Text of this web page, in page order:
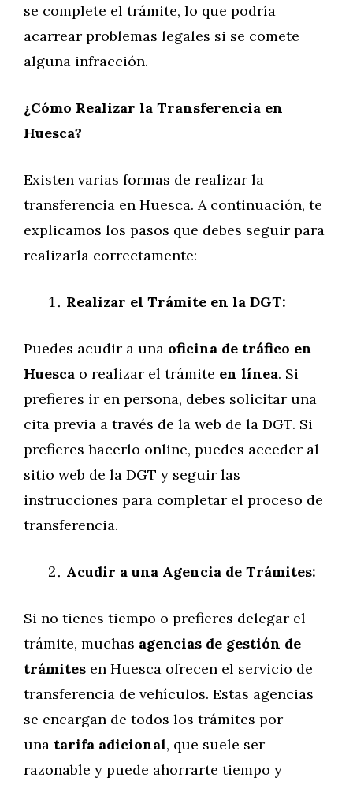
se complete el trámite, lo que podría
acarrear problemas legales si se comete
alguna infracción.
¿Cómo Realizar la Transferencia en
Huesca?
Existen varias formas de realizar la
transferencia en Huesca. A continuación, te
explicamos los pasos que debes seguir para
realizarla correctamente:
Realizar el Trámite en la DGT:
Puedes acudir a una oficina de tráfico en
Huesca o realizar el trámite en línea. Si
prefieres ir en persona, debes solicitar una
cita previa a través de la web de la DGT. Si
prefieres hacerlo online, puedes acceder al
sitio web de la DGT y seguir las
instrucciones para completar el proceso de
transferencia.
Acudir a una Agencia de Trámites:
Si no tienes tiempo o prefieres delegar el
trámite, muchas agencias de gestión de
trámites en Huesca ofrecen el servicio de
transferencia de vehículos. Estas agencias
se encargan de todos los trámites por
una tarifa adicional, que suele ser
razonable y puede ahorrarte tiempo y